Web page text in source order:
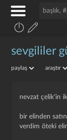
sevgililer
paylaş araştır
nevzat çelik'in
bir elinden
verdim öteki